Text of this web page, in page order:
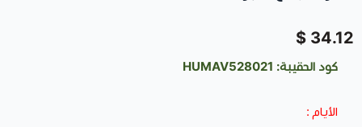
34.12 $
كود الحقيبة: HUMAV528021
الأيام :